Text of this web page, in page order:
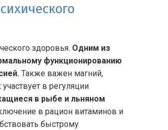
здоровья. Одним из
функционированию
Также важен магний,
в регуляции
в рыбе и льняном
в рацион витаминов и
быстрому